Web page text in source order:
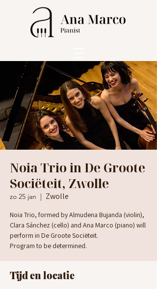
Noia Trio in De Groote
Sociëteit, Zwolle
zo 25 jan
  |
Zwolle
Noia Trio, formed by Almudena Bujanda (violin),
Clara Sánchez (cello) and Ana Marco (piano) will
perform in De Groote Sociëteit.
Program to be determined.
Tijd en locatie